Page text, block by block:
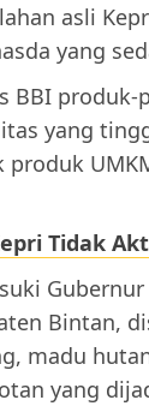
asli
yang
BBI
yang
Tidak
Bintan,
madu
yang